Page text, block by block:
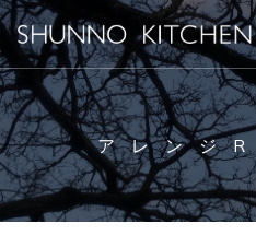
アレン